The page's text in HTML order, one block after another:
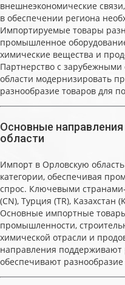
внешнеэкономические
в обеспечении региона
Импортируемые товары
промышленное
химические вещества и
Партнерство с
области модернизировать
разнообразие товаров для
Основные
области
Импорт в Орловскую
категории, обеспечивая
спрос. Ключевыми
(CN), Турция (TR),
Основные импортные
промышленности,
химической отрасли и
направления
обеспечивают